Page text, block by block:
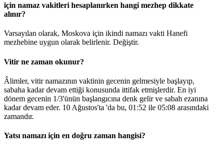
için namaz vakitleri hesaplanırken hangi mezhep dikkate
alınır?
Varsayılan olarak, Moskova için ikindi namazı vakti Hanefi
mezhebine uygun olarak belirlenir. Değiştir.
Vitir ne zaman okunur?
Âlimler, vitir namazının vaktinin gecenin gelmesiyle başlayıp,
sabaha kadar devam ettiği konusunda ittifak etmişlerdir. En iyi
dönem gecenin 1/3'ünün başlangıcına denk gelir ve sabah ezanına
kadar devam eder. 10 Ağustos'ta 'da bu, 01:52 ile 05:08 arasındaki
zamandır.
Yatsı namazı için en doğru zaman hangisi?